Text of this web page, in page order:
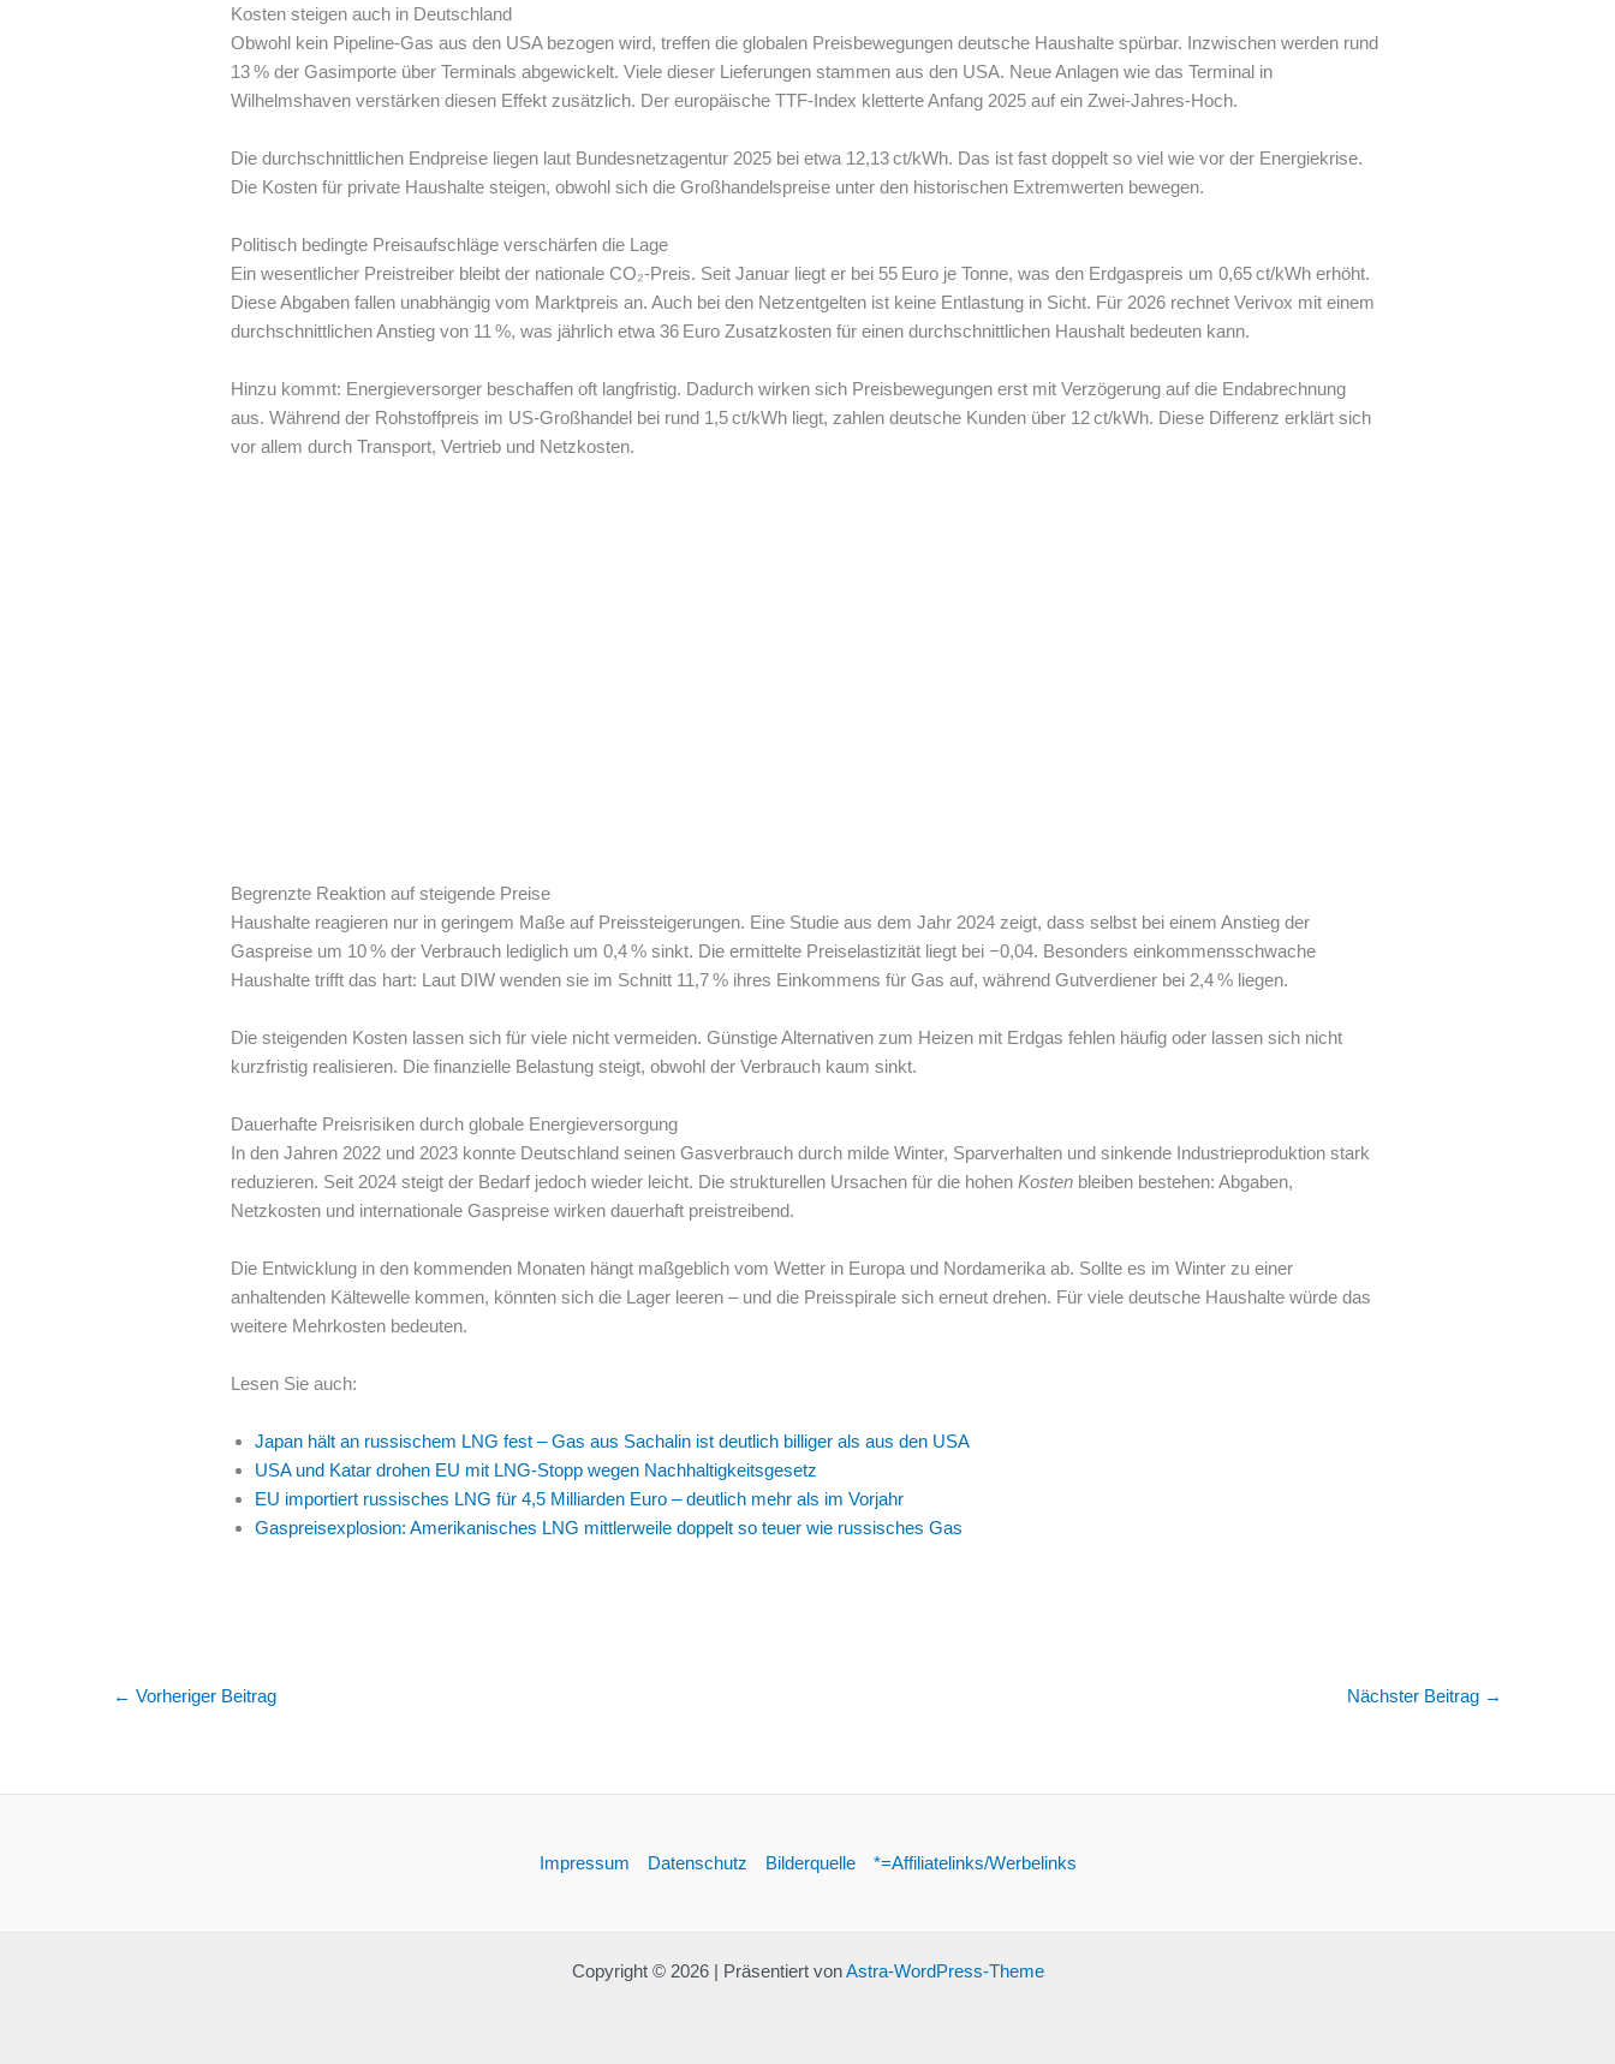
Kosten steigen auch in Deutschland
Obwohl kein Pipeline-Gas aus den USA bezogen wird, treffen die globalen Preisbewegungen deutsche Haushalte spürbar. Inzwischen werden rund
13 % der Gasimporte über Terminals abgewickelt. Viele dieser Lieferungen stammen aus den USA. Neue Anlagen wie das Terminal in
Wilhelmshaven verstärken diesen Effekt zusätzlich. Der europäische TTF-Index kletterte Anfang 2025 auf ein Zwei-Jahres-Hoch.
Die durchschnittlichen Endpreise liegen laut Bundesnetzagentur 2025 bei etwa 12,13 ct/kWh. Das ist fast doppelt so viel wie vor der Energiekrise.
Die Kosten für private Haushalte steigen, obwohl sich die Großhandelspreise unter den historischen Extremwerten bewegen.
Politisch bedingte Preisaufschläge verschärfen die Lage
Ein wesentlicher Preistreiber bleibt der nationale CO₂-Preis. Seit Januar liegt er bei 55 Euro je Tonne, was den Erdgaspreis um 0,65 ct/kWh erhöht.
Diese Abgaben fallen unabhängig vom Marktpreis an. Auch bei den Netzentgelten ist keine Entlastung in Sicht. Für 2026 rechnet Verivox mit einem
durchschnittlichen Anstieg von 11 %, was jährlich etwa 36 Euro Zusatzkosten für einen durchschnittlichen Haushalt bedeuten kann.
Hinzu kommt: Energieversorger beschaffen oft langfristig. Dadurch wirken sich Preisbewegungen erst mit Verzögerung auf die Endabrechnung
aus. Während der Rohstoffpreis im US-Großhandel bei rund 1,5 ct/kWh liegt, zahlen deutsche Kunden über 12 ct/kWh. Diese Differenz erklärt sich
vor allem durch Transport, Vertrieb und Netzkosten.
Begrenzte Reaktion auf steigende Preise
Haushalte reagieren nur in geringem Maße auf Preissteigerungen. Eine Studie aus dem Jahr 2024 zeigt, dass selbst bei einem Anstieg der
Gaspreise um 10 % der Verbrauch lediglich um 0,4 % sinkt. Die ermittelte Preiselastizität liegt bei −0,04. Besonders einkommensschwache
Haushalte trifft das hart: Laut DIW wenden sie im Schnitt 11,7 % ihres Einkommens für Gas auf, während Gutverdiener bei 2,4 % liegen.
Die steigenden Kosten lassen sich für viele nicht vermeiden. Günstige Alternativen zum Heizen mit Erdgas fehlen häufig oder lassen sich nicht
kurzfristig realisieren. Die finanzielle Belastung steigt, obwohl der Verbrauch kaum sinkt.
Dauerhafte Preisrisiken durch globale Energieversorgung
In den Jahren 2022 und 2023 konnte Deutschland seinen Gasverbrauch durch milde Winter, Sparverhalten und sinkende Industrieproduktion stark
reduzieren. Seit 2024 steigt der Bedarf jedoch wieder leicht. Die strukturellen Ursachen für die hohenKosten bleiben bestehen: Abgaben,
Netzkosten und internationale Gaspreise wirken dauerhaft preistreibend.
Die Entwicklung in den kommenden Monaten hängt maßgeblich vom Wetter in Europa und Nordamerika ab. Sollte es im Winter zu einer
anhaltenden Kältewelle kommen, könnten sich die Lager leeren – und die Preisspirale sich erneut drehen. Für viele deutsche Haushalte würde das
weitere Mehrkosten bedeuten.
Lesen Sie auch:
Japan hält an russischem LNG fest – Gas aus Sachalin ist deutlich billiger als aus den USA
USA und Katar drohen EU mit LNG-Stopp wegen Nachhaltigkeitsgesetz
EU importiert russisches LNG für 4,5 Milliarden Euro – deutlich mehr als im Vorjahr
Gaspreisexplosion: Amerikanisches LNG mittlerweile doppelt so teuer wie russisches Gas
← Vorheriger Beitrag Nächster Beitrag →
Impressum Datenschutz Bilderquelle *=Affiliatelinks/Werbelinks
Copyright © 2026 | Präsentiert vonAstra-WordPress-Theme